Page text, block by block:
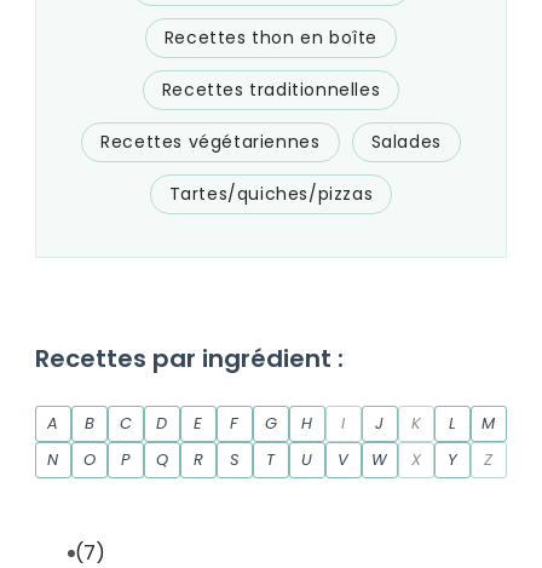
Recettes thon en boîte
Recettes traditionnelles
Recettes végétariennes Salades
Tartes/quiches/pizzas
Recettes par ingrédient :
A B C D E F G H I J K L
M
N
O P Q R S T U V W X Y Z
(7)